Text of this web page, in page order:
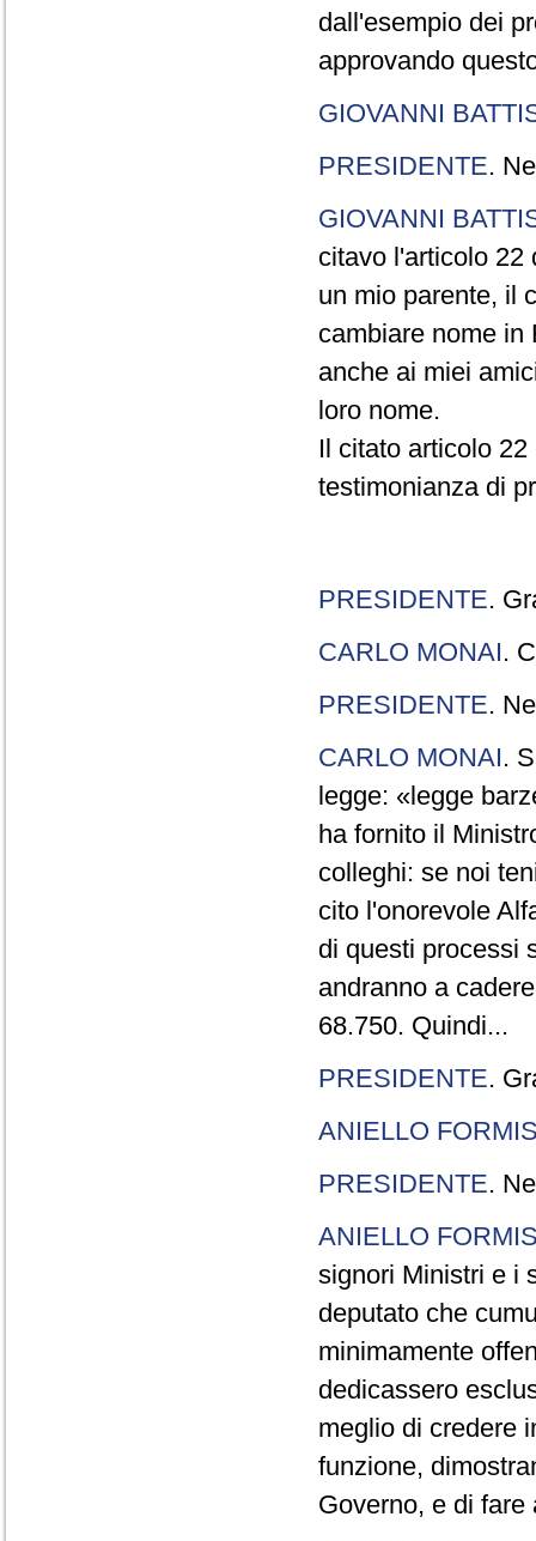
dall'esempio dei
approvando
GIOVANNI
PRESIDENTE.
GIOVANNI
citavo l'articolo 22
un mio parente, il
cambiare nome in
anche ai miei
loro nome.
Il citato articolo
testimonianza di
PRESIDENTE.
CARLO MONAI.
PRESIDENTE.
CARLO MONAI.
legge: «legge
ha fornito il
colleghi: se noi
cito l'onorevole
di questi processi
andranno a
68.750. Quindi...
PRESIDENTE.
ANIELLO
PRESIDENTE.
ANIELLO
signori Ministri e i
deputato che
minimamente
dedicassero
meglio di credere
funzione,
Governo, e di